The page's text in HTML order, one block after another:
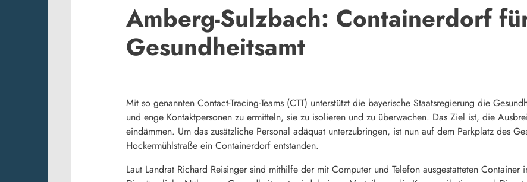
Amberg-Sulzbach: Containerdorf
Gesundheitsamt
Mit so genannten Contact-Tracing-Teams (CTT) unterstützt die bayerische Staatsregierung die
und enge Kontaktpersonen zu ermitteln, sie zu isolieren und zu überwachen. Das Ziel ist, die
eindämmen. Um das zusätzliche Personal adäquat unterzubringen, ist nun auf dem Parkplatz des
Hockermühlstraße ein Containerdorf entstanden.
Laut Landrat Richard Reisinger sind mithilfe der mit Computer und Telefon ausgestatteten